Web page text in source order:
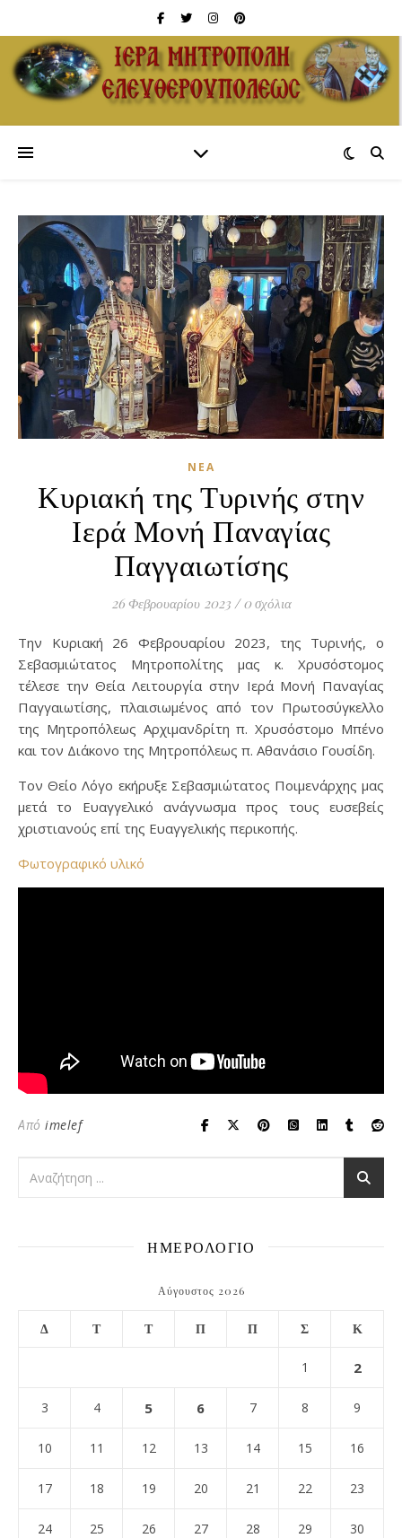
ΝΈΑ
Κυριακή της Τυρινής στην
Ιερά Μονή Παναγίας
Παγγαιωτίσης
26 Φεβρουαρίου 2023 / 0 σχόλια
Την Κυριακή 26 Φεβρουαρίου 2023, της Τυρινής, ο
Σεβασμιώτατος Μητροπολίτης μας κ. Χρυσόστομος
τέλεσε την Θεία Λειτουργία στην Ιερά Μονή Παναγίας
Παγγαιωτίσης, πλαισιωμένος από τον Πρωτοσύγκελλο
της Μητροπόλεως Αρχιμανδρίτη π. Χρυσόστομο Μπένο
και τον Διάκονο της Μητροπόλεως π. Αθανάσιο Γουσίδη.
Τον Θείο Λόγο εκήρυξε Σεβασμιώτατος Ποιμενάρχης μας
μετά το Ευαγγελικό ανάγνωσμα προς τους ευσεβείς
χριστιανούς επί της Ευαγγελικής περικοπής.
Φωτογραφικό υλικό
Από imelef
ΗΜΕΡΟΛΟΓΙΟ
Αύγουστος 2026
Δ Τ Τ Π Π Σ Κ
1 2
3 4 5 6 7 8 9
10 11 12 13 14 15 16
17 18 19 20 21 22 23
24 25 26 27 28 29 30